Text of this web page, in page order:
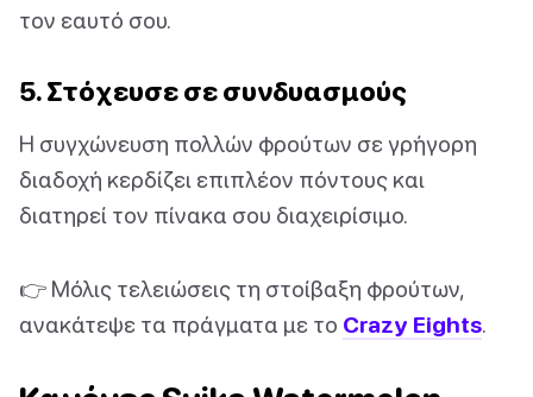
τον εαυτό σου.
5. Στόχευσε σε συνδυασμούς
Η συγχώνευση πολλών φρούτων σε γρήγορη
διαδοχή κερδίζει επιπλέον πόντους και
διατηρεί τον πίνακα σου διαχειρίσιμο.
👉 Μόλις τελειώσεις τη στοίβαξη φρούτων,
ανακάτεψε τα πράγματα με το Crazy Eights.